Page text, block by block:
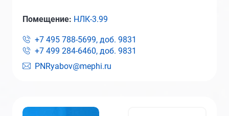
PNRyabov@mephi.ru
Помещение: НЛК-3.99
+7 495 788-5699, доб. 9831
+7 499 284-6460, доб. 9831